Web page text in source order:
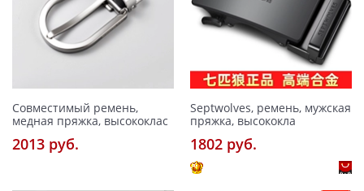
Совместимый ремень,
медная пряжка, высококлас
2013 pуб.
Septwolves, ремень, мужская
пряжка, высококла
1802 pуб.